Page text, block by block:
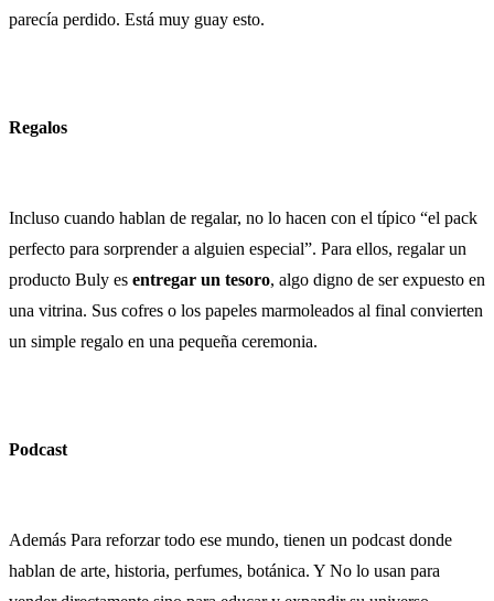
parecía perdido. Está muy guay esto.
Regalos
Incluso cuando hablan de regalar, no lo hacen con el típico “el pack
perfecto para sorprender a alguien especial”. Para ellos, regalar un
producto Buly es entregar un tesoro, algo digno de ser expuesto en
una vitrina. Sus cofres o los papeles marmoleados al final convierten
un simple regalo en una pequeña ceremonia.
Podcast
Además Para reforzar todo ese mundo, tienen un podcast donde
hablan de arte, historia, perfumes, botánica. Y No lo usan para